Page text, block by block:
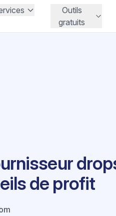
Outils
gratuits
de profit